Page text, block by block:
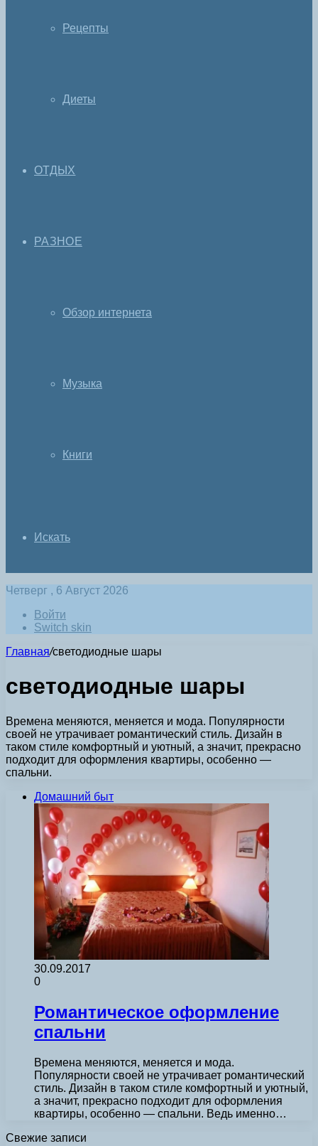
Рецепты
Диеты
ОТДЫХ
РАЗНОЕ
Обзор интернета
Музыка
Книги
Искать
Четверг , 6 Август 2026
Войти
Switch skin
Главная/светодиодные шары
светодиодные шары
Времена меняются, меняется и мода. Популярности
своей не утрачивает романтический стиль. Дизайн в
таком стиле комфортный и уютный, а значит, прекрасно
подходит для оформления квартиры, особенно —
спальни.
Домашний быт
30.09.2017
0
Романтическое оформление
спальни
Времена меняются, меняется и мода.
Популярности своей не утрачивает романтический
стиль. Дизайн в таком стиле комфортный и уютный,
а значит, прекрасно подходит для оформления
квартиры, особенно — спальни. Ведь именно…
Свежие записи